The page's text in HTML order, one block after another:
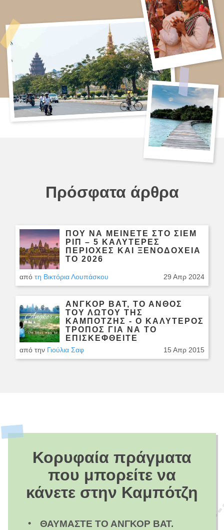
Πρόσφατα άρθρα
ΠΟΎ ΝΑ ΜΕΊΝΕΤΕ ΣΤΟ ΣΙΈΜ
ΡΙΠ – 5 ΚΑΛΎΤΕΡΕΣ
ΠΕΡΙΟΧΈΣ ΚΑΙ ΞΕΝΟΔΟΧΕΊΑ
ΤΟ 2026
από τη Βικτόρια Λουπάσκου 29 Απρ 2024
ΆΝΓΚΟΡ ΒΑΤ, ΤΟ ΆΝΘΟΣ
ΤΟΥ ΛΩΤΟΎ ΤΗΣ
ΚΑΜΠΌΤΖΗΣ - Ο ΚΑΛΎΤΕΡΟΣ
ΤΡΌΠΟΣ ΓΙΑ ΝΑ ΤΟ
ΕΠΙΣΚΕΦΘΕΊΤΕ
από την Γιούλια Σαφ 15 Απρ 2015
Κορυφαία πράγματα
που μπορείτε να
κάνετε στην Καμπότζη
ΘΑΥΜΆΣΤΕ ΤΟ ΆΝΓΚΟΡ ΒΑΤ.